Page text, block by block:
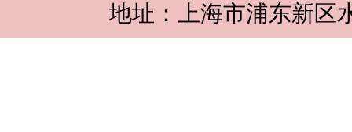
地址：上海市浦东新